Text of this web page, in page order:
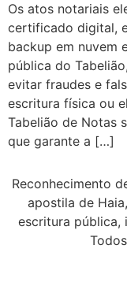
Os atos notariais
certificado digital,
backup em nuvem
pública do
evitar fraudes e
escritura física ou
Tabelião de Notas
que garante a […]
Reconhecimento
apostila de
escritura pública,